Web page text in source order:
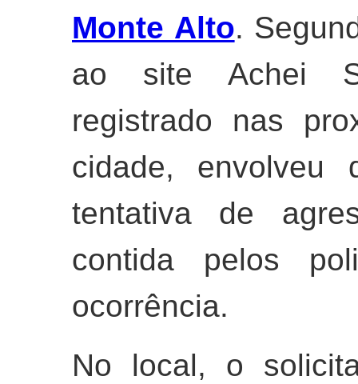
Monte Alto.
ao site Achei
registrado nas
cidade, envolveu
tentativa de
contida pelos
ocorrência.
No local, o